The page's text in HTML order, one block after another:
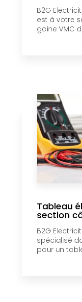
B2G
est à votre
gaine VMC
Tableau
section
B2G
spécialisé
pour un